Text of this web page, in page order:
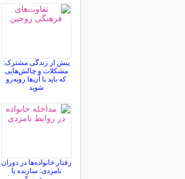
پیش از زندگی مشترک:
مشکلات و چالش‌هایی
که باید با آن‌ها روبه‌رو
شوید
رفتار خانواده‌ها در دوران
نامزدی: سازنده یا